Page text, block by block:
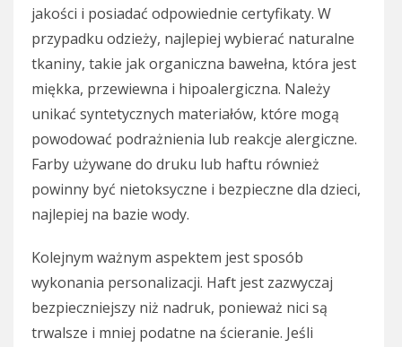
jakości i posiadać odpowiednie certyfikaty. W
przypadku odzieży, najlepiej wybierać naturalne
tkaniny, takie jak organiczna bawełna, która jest
miękka, przewiewna i hipoalergiczna. Należy
unikać syntetycznych materiałów, które mogą
powodować podrażnienia lub reakcje alergiczne.
Farby używane do druku lub haftu również
powinny być nietoksyczne i bezpieczne dla dzieci,
najlepiej na bazie wody.
Kolejnym ważnym aspektem jest sposób
wykonania personalizacji. Haft jest zazwyczaj
bezpieczniejszy niż nadruk, ponieważ nici są
trwalsze i mniej podatne na ścieranie. Jeśli